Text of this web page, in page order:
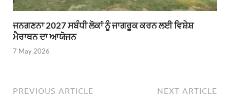
ਜਨਗਣਨਾ 2027 ਸਬੰਧੀ ਲੋਕਾਂ ਨੂੰ ਜਾਗਰੂਕ ਕਰਨ ਲਈ ਵਿਸ਼ੇਸ਼
ਮੈਰਾਥਨ ਦਾ ਆਯੋਜਨ
7 May 2026
PREVIOUS ARTICLE NEXT ARTICLE